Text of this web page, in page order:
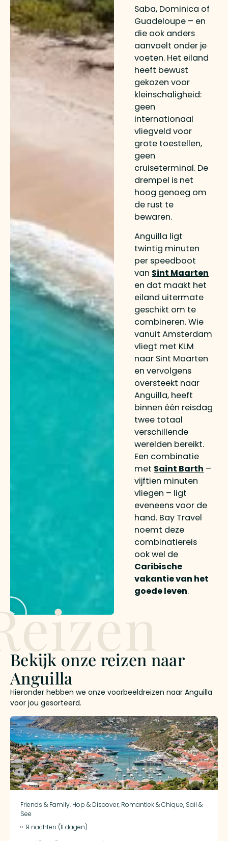
Saba, Dominica of
Guadeloupe – en
die ook anders
aanvoelt onder je
voeten. Het eiland
heeft bewust
gekozen voor
kleinschaligheid:
geen
internationaal
vliegveld voor
grote toestellen,
geen
cruiseterminal. De
drempel is net
hoog genoeg om
de rust te
bewaren.
Anguilla ligt
twintig minuten
per speedboot
van Sint Maarten
en dat maakt het
eiland uitermate
geschikt om te
combineren. Wie
vanuit Amsterdam
vliegt met KLM
naar Sint Maarten
en vervolgens
oversteekt naar
Anguilla, heeft
binnen één reisdag
twee totaal
verschillende
werelden bereikt.
Een combinatie
met Saint Barth –
vijftien minuten
vliegen – ligt
eveneens voor de
hand. Bay Travel
noemt deze
combinatiereis
ook wel de
Caribische
vakantie van het
goede leven.
Bekijk onze reizen naar
Anguilla
Hieronder hebben we onze voorbeeldreizen naar Anguilla
voor jou gesorteerd.
Friends & Family, Hop & Discover, Romantiek & Chique, Sail &
See
9 nachten (11 dagen)